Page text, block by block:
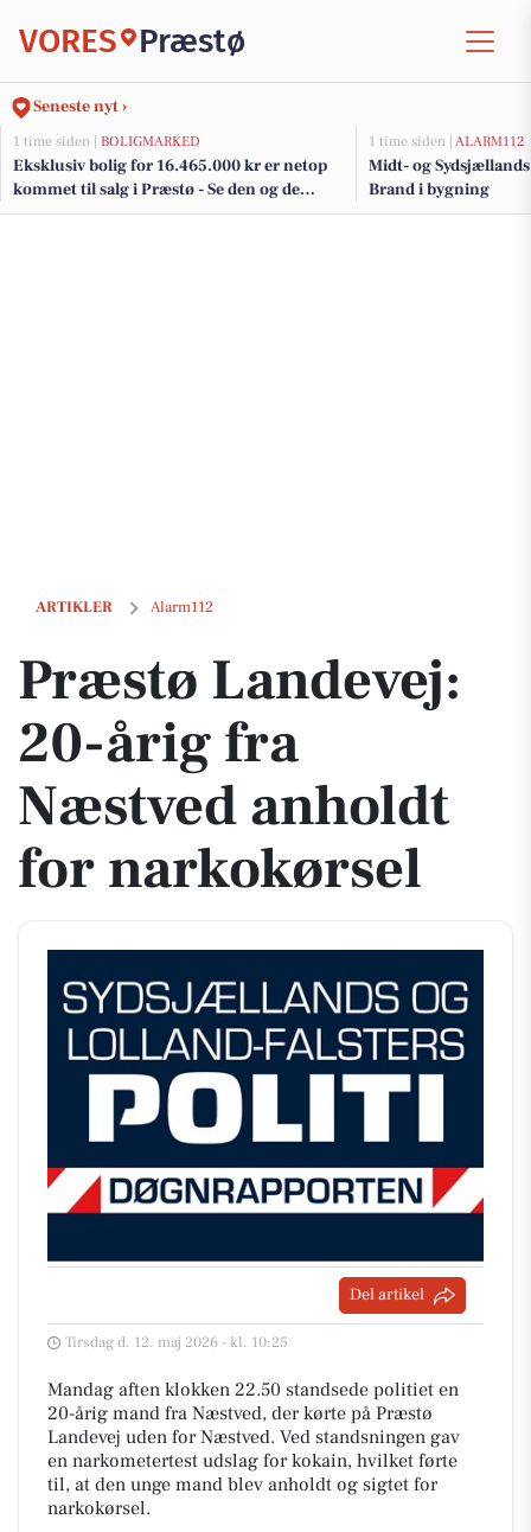
VORES Præstø
Seneste nyt ›
1 time siden | BOLIGMARKED
Eksklusiv bolig for 16.465.000 kr er netop
kommet til salg i Præstø - Se den og de
dyreste boliger her
1 time siden | ALARM112
Midt- og
Brand i bygning
ARTIKLER Alarm112
Præstø Landevej: 20-årig fra Næstved anholdt for narkokørsel
Præstø Landevej:
20-årig fra
Næstved anholdt
for narkokørsel
Del artikel
Tirsdag d. 12. maj 2026 - kl. 10:25
Mandag aften klokken 22.50 standsede politiet en
20-årig mand fra Næstved, der kørte på Præstø
Landevej uden for Næstved. Ved standsningen gav
en narkometertest udslag for kokain, hvilket førte
til, at den unge mand blev anholdt og sigtet for
narkokørsel.